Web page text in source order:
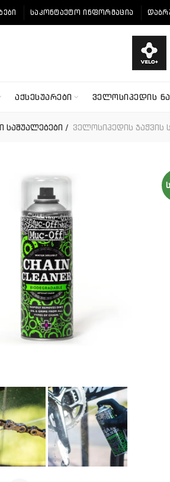
ᲡᲐᲙᲝᲜᲢᲐᲥᲢᲝ ᲘᲜᲤᲝᲠᲛᲐᲪᲘᲐ
ᲐᲥᲡᲔᲡᲣᲐᲠᲔᲑᲘ ᲕᲔᲚᲝᲡᲘᲞᲔᲓᲘᲡ
საშუალებები ველოსიპედის ჯაჭვის